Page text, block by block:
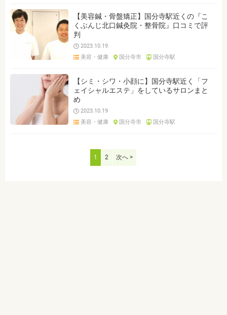
【美容鍼・骨盤矯正】国分寺駅近くの『こ
くぶんじ北口鍼灸院・整骨院』口コミで評
判
2023.10.19
美容・健康
国分寺市 国分寺駅
【シミ・シワ・小顔に】国分寺駅近く「フ
ェイシャルエステ」をしているサロンまと
め
2023.10.19
美容・健康
国分寺市 国分寺駅
1 2 次へ >